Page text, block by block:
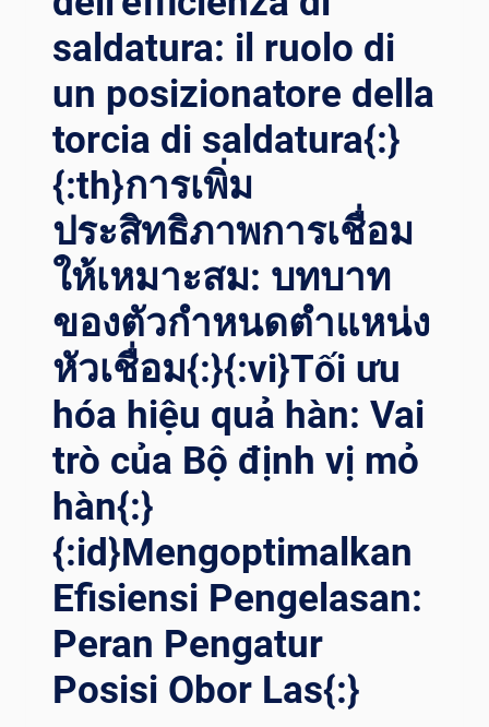
saldatura: il ruolo di
un posizionatore della
torcia di saldatura{:}
{:th}การเพิ่ม
ประสิทธิภาพการเชื่อม
ให้เหมาะสม: บทบาท
ของตัวกำหนดตำแหน่ง
หัวเชื่อม{:}{:vi}Tối ưu
hóa hiệu quả hàn: Vai
trò của Bộ định vị mỏ
hàn{:}
{:id}Mengoptimalkan
Efisiensi Pengelasan:
Peran Pengatur
Posisi Obor Las{:}